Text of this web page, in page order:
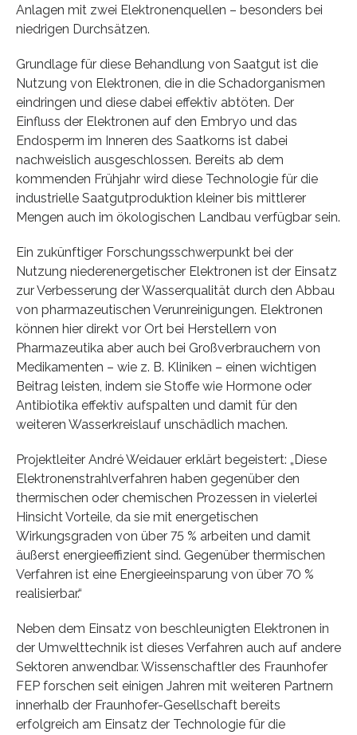
Anlagen mit zwei Elektronenquellen – besonders bei
niedrigen Durchsätzen.
Grundlage für diese Behandlung von Saatgut ist die
Nutzung von Elektronen, die in die Schadorganismen
eindringen und diese dabei effektiv abtöten. Der
Einfluss der Elektronen auf den Embryo und das
Endosperm im Inneren des Saatkorns ist dabei
nachweislich ausgeschlossen. Bereits ab dem
kommenden Frühjahr wird diese Technologie für die
industrielle Saatgutproduktion kleiner bis mittlerer
Mengen auch im ökologischen Landbau verfügbar sein.
Ein zukünftiger Forschungsschwerpunkt bei der
Nutzung niederenergetischer Elektronen ist der Einsatz
zur Verbesserung der Wasserqualität durch den Abbau
von pharmazeutischen Verunreinigungen. Elektronen
können hier direkt vor Ort bei Herstellern von
Pharmazeutika aber auch bei Großverbrauchern von
Medikamenten – wie z. B. Kliniken – einen wichtigen
Beitrag leisten, indem sie Stoffe wie Hormone oder
Antibiotika effektiv aufspalten und damit für den
weiteren Wasserkreislauf unschädlich machen.
Projektleiter André Weidauer erklärt begeistert: „Diese
Elektronenstrahlverfahren haben gegenüber den
thermischen oder chemischen Prozessen in vielerlei
Hinsicht Vorteile, da sie mit energetischen
Wirkungsgraden von über 75 % arbeiten und damit
äußerst energieeffizient sind. Gegenüber thermischen
Verfahren ist eine Energieeinsparung von über 70 %
realisierbar.“
Neben dem Einsatz von beschleunigten Elektronen in
der Umwelttechnik ist dieses Verfahren auch auf andere
Sektoren anwendbar. Wissenschaftler des Fraunhofer
FEP forschen seit einigen Jahren mit weiteren Partnern
innerhalb der Fraunhofer-Gesellschaft bereits
erfolgreich am Einsatz der Technologie für die